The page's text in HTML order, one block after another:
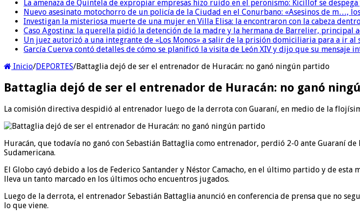
La amenaza de Quintela de expropiar empresas hizo ruido en el peronismo: Kicillof se
Nuevo asesinato motochorro de un policía de la Ciudad en el Conurbano: «Asesinos de m…,
Investigan la misteriosa muerte de una mujer en Villa Elisa: la encontraron con la cabeza
Caso Agostina: la querella pidió la detención de la madre y la hermana de Barrelier, principal
Un juez autorizó a una integrante de «Los Monos» a salir de la prisión domiciliaria para a ir
García Cuerva contó detalles de cómo se planificó la visita de León XIV y dijo que su mensaje
Inicio/DEPORTES/Battaglia dejó de ser el entrenador de Huracán: no ganó ningún partido
Battaglia dejó de ser el entrenador de Huracán: no ganó
La comisión directiva despidió al entrenador luego de la derrota con Guaraní, en medio de la
Huracán, que todavía no ganó con Sebastián Battaglia como entrenador, perdió 2-0 ante Guaraní
Sudamericana.
El Globo cayó debido a los de Federico Santander y Néstor Camacho, en el último partido y de
lleva un tanto marcado en los últimos ocho encuentros jugados.
Luego de la derrota, el entrenador Sebastián Battaglia anunció en conferencia de prensa que no
lo que viene.